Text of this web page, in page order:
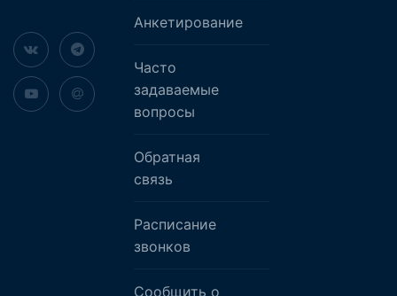
Анкетирование
Часто
задаваемые
вопросы
Обратная
связь
Расписание
звонков
Сообщить о